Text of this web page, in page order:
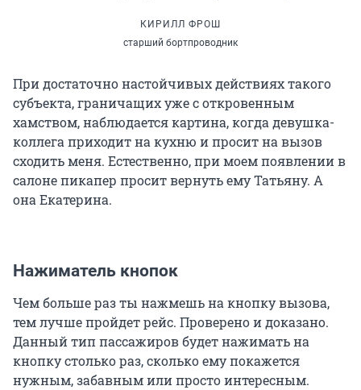
КИРИЛЛ ФРОШ
старший бортпроводник
При достаточно настойчивых действиях такого
субъекта, граничащих уже с откровенным
хамством, наблюдается картина, когда девушка-
коллега приходит на кухню и просит на вызов
сходить меня. Естественно, при моем появлении в
салоне пикапер просит вернуть ему Татьяну. А
она Екатерина.
Нажиматель кнопок
Чем больше раз ты нажмешь на кнопку вызова,
тем лучше пройдет рейс. Проверено и доказано.
Данный тип пассажиров будет нажимать на
кнопку столько раз, сколько ему покажется
нужным, забавным или просто интересным.